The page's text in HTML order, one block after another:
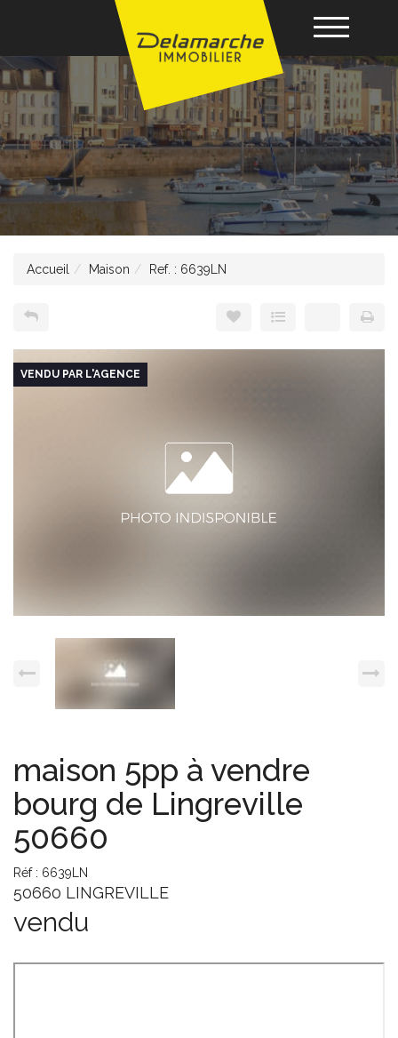
Acheter
Louer
Vendre
Gérance
Nos agences
Accueil Maison Ref. : 6639LN
VENDU PAR L'AGENCE
maison 5pp à vendre
bourg de Lingreville
50660
Réf : 6639LN
50660 LINGREVILLE
vendu